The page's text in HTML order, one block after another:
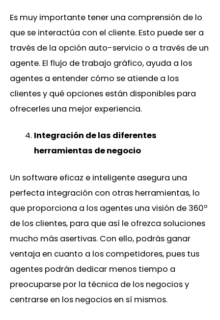
Es muy importante tener una comprensión de lo
que se interactúa con el cliente. Esto puede ser a
través de la opción auto-servicio o a través de un
agente. El flujo de trabajo gráfico, ayuda a los
agentes a entender cómo se atiende a los
clientes y qué opciones están disponibles para
ofrecerles una mejor experiencia.
Integración de las diferentes
herramientas de negocio
Un software eficaz e inteligente asegura una
perfecta integración con otras herramientas, lo
que proporciona a los agentes una visión de 360º
de los clientes, para que así le ofrezca soluciones
mucho más asertivas. Con ello, podrás ganar
ventaja en cuanto a los competidores, pues tus
agentes podrán dedicar menos tiempo a
preocuparse por la técnica de los negocios y
centrarse en los negocios en sí mismos.